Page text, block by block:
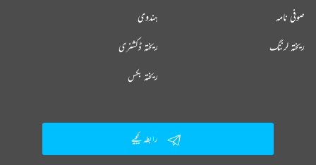
ہندوی صوفی نامہ
ریختہ ڈکشنری ریختہ لرننگ
ریختہ بکس
رابطہ کیجیے